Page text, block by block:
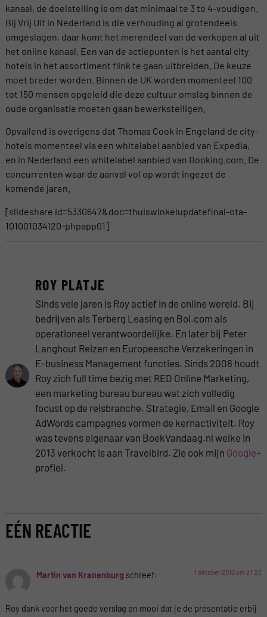
kanaal, de doelstelling is om dat minimaal te 3 to 4-voudigen.
Bij Vrij Uit in Nederland is die verhouding al grotendeels
omgeslagen, daar komt het merendeel van de verkopen al uit
het online kanaal. Een van de actiepunten is het aantal city
hotels in het assortiment flink te gaan uitbreiden. De keuze
moet breder worden. Binnen de UK worden momenteel 100
tot 150 mensen opgeleid die deze cultuur omslag binnen de
oude organisatie moeten gaan bewerkstelligen.
Opvallend is overigens dat Thomas Cook in Engeland de city-
hotels momenteel via een whitelabel aanbied van Expedia,
en in Nederland een whitelabel aanbied van Booking.com. De
concurrenten waar de aanval vol op wordt ingezet de
komende jaren.
[slideshare id=5330647&doc=thuiswinkelupdatefinal-ota-
101001034120-phpapp01]
ROY PLATJE
Sinds vele jaren is Roy actief in de online wereld. Bij
bedrijven als Terberg Leasing en Bol.com als
operationeel verantwoordelijke. En later bij Peter
Langhout Reizen en Europeesche Verzekeringen in
E-business Management functies. Sinds 2008 houdt
Roy zich full time bezig met RED Online Marketing,
een marketing bureau bureau wat zich volledig
focust op de reisbranche. Strategie, Email en Google
AdWords campagnes vormen de kernactiviteit. Roy
was tevens eigenaar van BoekVandaag.nl welke in
2013 verkocht is aan Travelbird. Zie ook mijn Google+
profiel.
EÉN REACTIE
Martin van Kranenburg schreef: 1 oktober 2010 om 21:22
Roy dank voor het goede verslag en mooi dat je de presentatie erbij